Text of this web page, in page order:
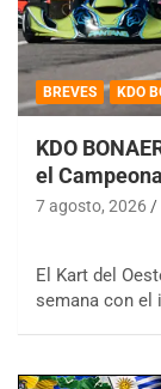
BREVES KDO
KDO
el
7 agosto, 2026
El Kart del
semana con el